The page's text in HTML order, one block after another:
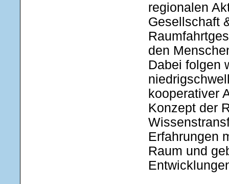
regionalen
Gesellschaft
den
Dabei folgen
kooperativer
Konzept der
Erfahrungen
Raum und